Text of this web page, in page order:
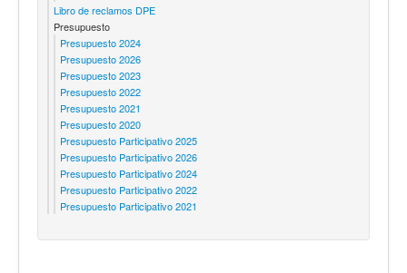
Libro de reclamos DPE
Presupuesto
Presupuesto 2024
Presupuesto 2026
Presupuesto 2023
Presupuesto 2022
Presupuesto 2021
Presupuesto 2020
Presupuesto Participativo 2025
Presupuesto Participativo 2026
Presupuesto Participativo 2024
Presupuesto Participativo 2022
Presupuesto Participativo 2021